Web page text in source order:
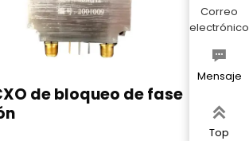
de bloqueo de fase
Correo
electrónico

Mensaje

Top